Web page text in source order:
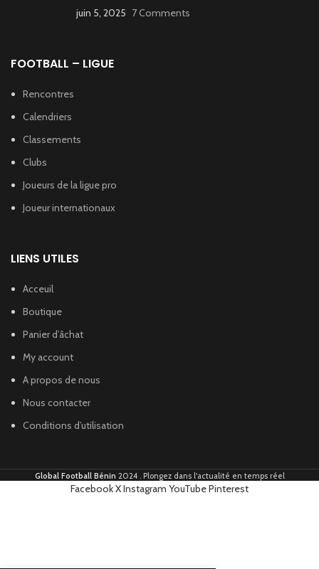
juin 5, 2025 7 Comments
FOOTBALL – LIGUE
Rencontres
Calendriers
Classements
Clubs
Joueurs de la ligue pro
Joueur internationaux
LIENS UTILES
Acceuil
Boutique
Panier d’âchat
My account
A propos de nous
Nous contacter
Conditions d’utilisation
Global Football Bénin 2024 . Plongez dans l'actualité en temps réel
FacebookXInstagram YouTubePinterest